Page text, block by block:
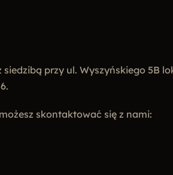
siedzibą przy ul. Wyszyńskiego 5B
skontaktować się z nami: